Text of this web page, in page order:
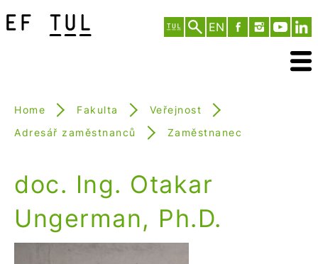
EN
Home Fakulta
Veřejnost
Adresář zaměstnanců
Zaměstnanec
doc. Ing. Otakar
Ungerman, Ph.D.